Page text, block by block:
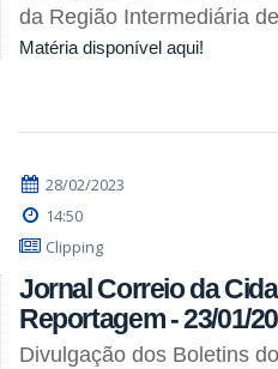
da Região Intermediária
Matéria disponível aqui!
28/02/2023
14:50
Clipping
Jornal Correio da
Reportagem - 23/01/
Divulgação dos Boletins